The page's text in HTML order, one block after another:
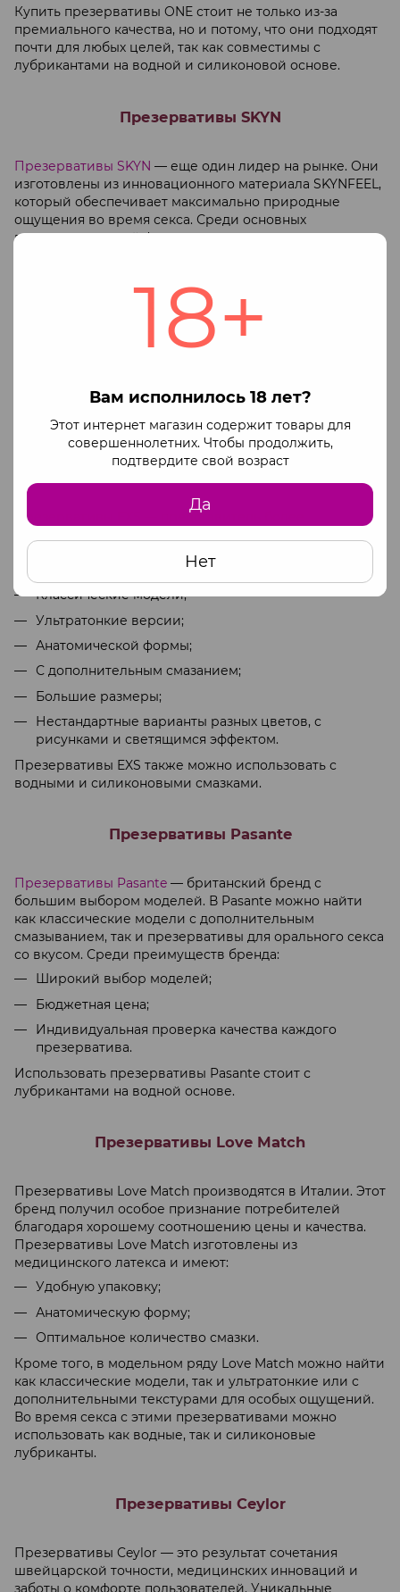
18+
Вам исполнилось 18 лет?
Этот интернет магазин содержит товары для
совершеннолетних. Чтобы продолжить,
подтвердите свой возраст
Да
Нет
Купить презервативы ONE стоит не только из-за
премиального качества, но и потому, что они подходят
почти для любых целей, так как совместимы с
лубрикантами на водной и силиконовой основе.
Презервативы SKYN
Презервативы SKYN — еще один лидер на рынке. Они
изготовлены из инновационного материала SKYNFEEL,
который обеспечивает максимально природные
ощущения во время секса. Среди основных
преимуществ этой фирмы:
Подходят людям с аллергией;
Обеспечивают очень природные ощущения;
С презервативами SKYN можно использовать как
водные, так и силиконовые лубриканты.
Презервативы EXS
Презервативы EXS
— представитель более
менее положительные. Кроме того, EXS предлагает
широкий ассортимент презервативов:
Классические модели;
Ультратонкие версии;
Анатомической формы;
С дополнительным смазанием;
Большие размеры;
Нестандартные варианты разных цветов, с
рисунками и светящимся эффектом.
Презервативы EXS также можно использовать с
водными и силиконовыми смазками.
Презервативы Pasante
Презервативы Pasante — британский бренд с
большим выбором моделей. В Pasante можно найти
как классические модели с дополнительным
смазыванием, так и презервативы для орального секса
со вкусом. Среди преимуществ бренда:
Широкий выбор моделей;
Бюджетная цена;
Индивидуальная проверка качества каждого
презерватива.
Использовать презервативы Pasante стоит с
лубрикантами на водной основе.
Презервативы Love Match
Презервативы Love Match производятся в Италии. Этот
бренд получил особое признание потребителей
благодаря хорошему соотношению цены и качества.
Презервативы Love Match изготовлены из
медицинского латекса и имеют:
Удобную упаковку;
Анатомическую форму;
Оптимальное количество смазки.
Кроме того, в модельном ряду Love Match можно найти
как классические модели, так и ультратонкие или с
дополнительными текстурами для особых ощущений.
Во время секса с этими презервативами можно
использовать как водные, так и силиконовые
лубриканты.
Презервативы Ceylor
Презервативы Ceylor — это результат сочетания
швейцарской точности, медицинских инноваций и
заботы о комфорте пользователей. Уникальные